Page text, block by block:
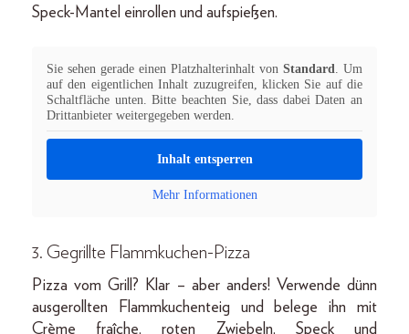
Speck-Mantel einrollen und aufspießen.
Sie sehen gerade einen Platzhalterinhalt von Standard . Um
auf den eigentlichen Inhalt zuzugreifen, klicken Sie auf die
Schaltfläche unten. Bitte beachten Sie, dass dabei Daten an
Drittanbieter weitergegeben werden.
Inhalt entsperren
Mehr Informationen
3. Gegrillte Flammkuchen-Pizza
Pizza vom Grill? Klar – aber anders! Verwende dünn
ausgerollten Flammkuchenteig und belege ihn mit
Crème fraîche, roten Zwiebeln, Speck und